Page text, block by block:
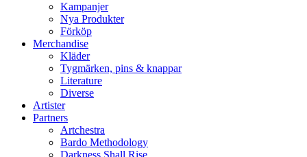
Kampanjer
Nya Produkter
Förköp
Merchandise
Kläder
Tygmärken, pins & knappar
Literature
Diverse
Artister
Partners
Artchestra
Bardo Methodology
Darkness Shall Rise